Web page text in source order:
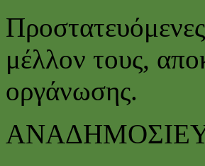
μέλλον τους,
οργάνωσης.